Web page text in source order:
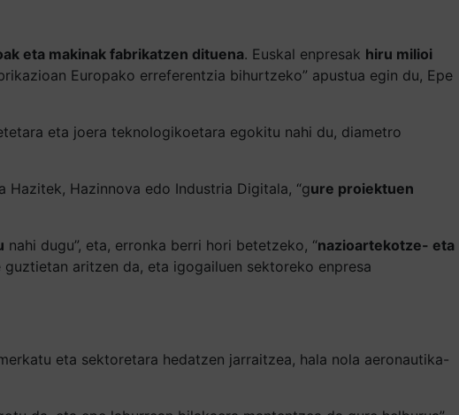
eta makinak fabrikatzen dituena. Euskal enpresak hiru milioi
Europako erreferentzia bihurtzeko” apustua egin du, Epe
eta joera teknologikoetara egokitu nahi du, diametro
Hazitek, Hazinnova edo Industria Digitala, “gure proiektuen
nahi dugu”, eta, erronka berri hori betetzeko, “nazioartekotze- eta
aritzen da, eta igogailuen sektoreko enpresa
eta sektoretara hedatzen jarraitzea, hala nola aeronautika-